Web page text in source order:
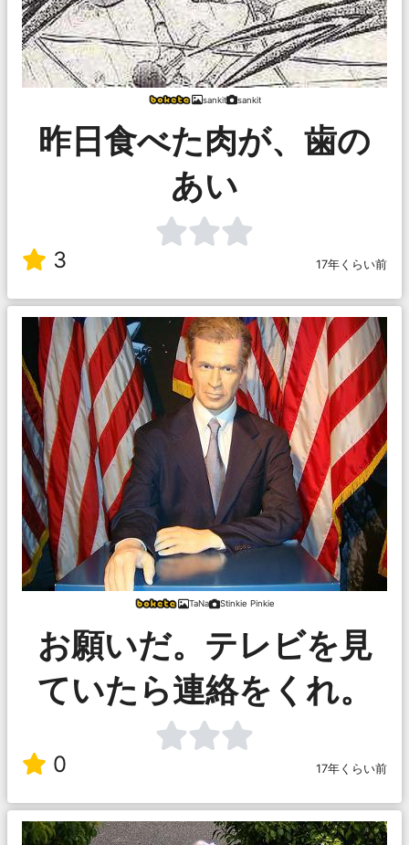
sankit sankit
昨日食べた肉が、歯の
あい
3 17年くらい前
TaNa Stinkie Pinkie
お願いだ。テレビを見
ていたら連絡をくれ。
0 17年くらい前